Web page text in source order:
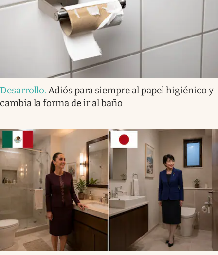
Desarrollo. Adiós para siempre al papel higiénico y
cambia la forma de ir al baño